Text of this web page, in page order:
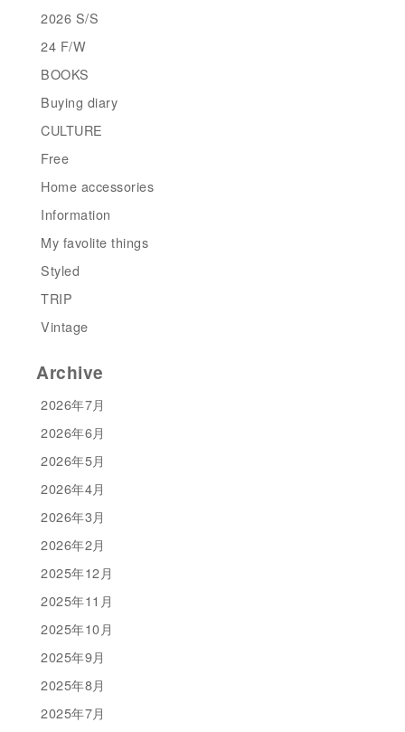
2026 S/S
24 F/W
BOOKS
Buying diary
CULTURE
Free
Home accessories
Information
My favolite things
Styled
TRIP
Vintage
Archive
2026年7月
2026年6月
2026年5月
2026年4月
2026年3月
2026年2月
2025年12月
2025年11月
2025年10月
2025年9月
2025年8月
2025年7月